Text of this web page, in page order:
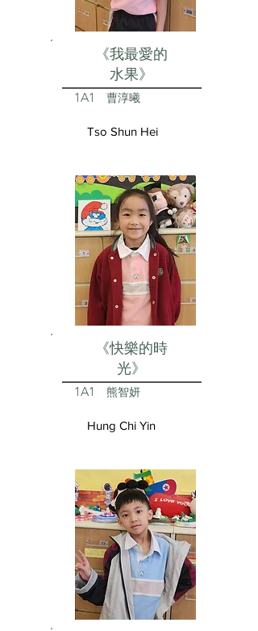
《我最愛的
水果》
1A1 曹淳曦
Tso Shun Hei
《快樂的時
光》
1A1 熊智妍
Hung Chi Yin